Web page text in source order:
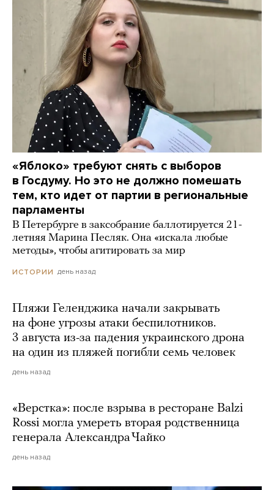
«Яблоко» требуют снять с выборов
в Госдуму. Но это не должно помешать
тем, кто идет от партии в региональные
парламенты
В Петербурге в заксобрание баллотируется 21-
летняя Марина Песляк. Она «искала любые
методы», чтобы агитировать за мир
ИСТОРИИ день назад
Пляжи Геленджика начали закрывать
на фоне угрозы атаки беспилотников.
3 августа из-за падения украинского дрона
на один из пляжей погибли семь человек
день назад
«Верстка»: после взрыва в ресторане Balzi
Rossi могла умереть вторая родственница
генерала Александра Чайко
день назад